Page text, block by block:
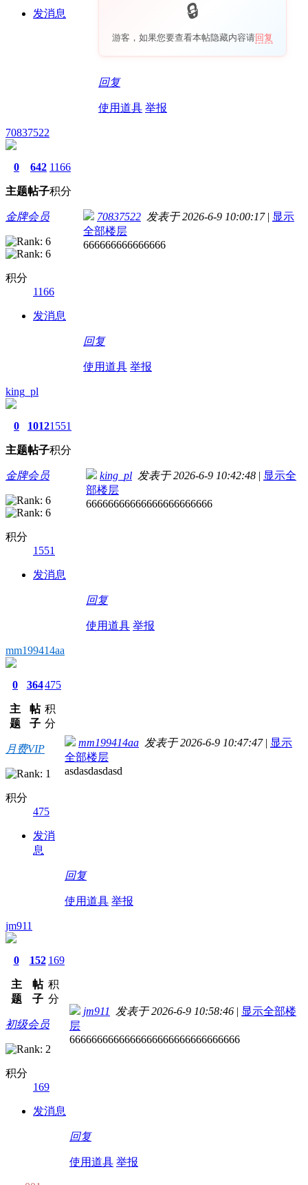
发消息
游客，如果您要查看本帖隐藏内容请回复
回复
使用道具 举报
70837522
0
主题
642
帖子
1166
积分
金牌会员
积分
1166
发消息
70837522 发表于 2026-6-9 10:00:17 | 显示
全部楼层
666666666666666
回复
使用道具 举报
king_pl
0
主题
1012
帖子
1551
积分
金牌会员
积分
1551
发消息
king_pl 发表于 2026-6-9 10:42:48 | 显示全
部楼层
66666666666666666666666
回复
使用道具 举报
mm199414aa
0
主
题
364
帖
子
475
积
分
月费VIP
积分
475
发消
息
mm199414aa 发表于 2026-6-9 10:47:47 | 显示
全部楼层
asdasdasdasd
回复
使用道具 举报
jm911
0
主
题
152
帖
子
169
积
分
初级会员
积分
169
发消息
jm911 发表于 2026-6-9 10:58:46 | 显示全部楼
层
6666666666666666666666666666666
回复
使用道具 举报